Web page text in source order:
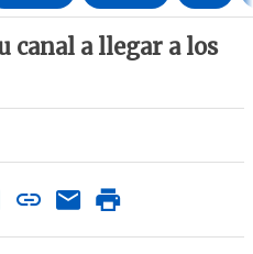
canal a llegar a los